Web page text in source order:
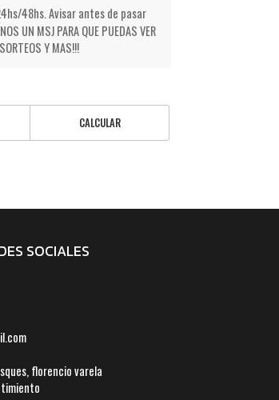
48hs. Avisar antes de pasar
UN MSJ PARA QUE PUEDAS VER
Y MAS!!!
CALCULAR
SOCIALES
florencio varela